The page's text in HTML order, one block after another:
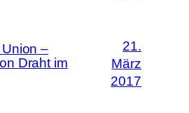
–
Draht im
21.
März
2017